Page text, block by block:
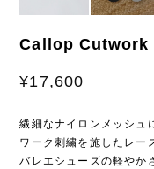
Callop Cutwork
¥17,600
繊細なナイロンメッシュ
ワーク刺繍を施したレー
バレエシューズの軽やか